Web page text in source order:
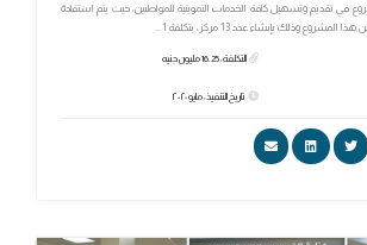
في تقديم وتسهيل كافة الخدمات التموينية للمواطنين، حيث يتم استفادة
التكلفة: 16.25 مليون جنيه
تاريخ التنفيذ: مايو ٢٠٢٠